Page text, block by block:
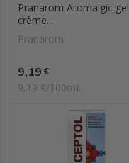
Pranarom Aromalgic gel
crème...
Pranarom
Prix
9,19 €
9,19 €/100mL